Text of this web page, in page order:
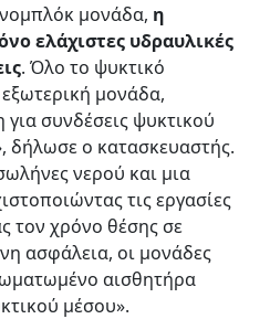
μονάδα, η
ελάχιστες υδραυλικές
. Όλο το ψυκτικό
μονάδα,
συνδέσεις ψυκτικού
δήλωσε ο κατασκευαστής.
νερού και μια
τις εργασίες
τον χρόνο θέσης σε
ασφάλεια, οι μονάδες
αισθητήρα
μέσου».